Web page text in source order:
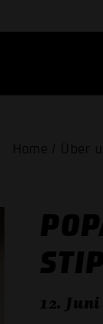
Home / Über
12. Juni